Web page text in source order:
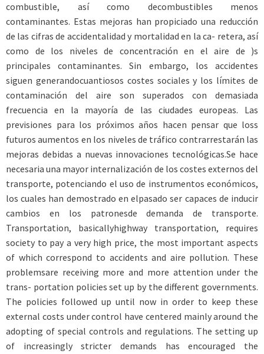
combustible, así como decombustibles menos
contaminantes. Estas mejoras han propiciado una reducción
de las cifras de accidentalidad y mortalidad en la ca- retera, así
como de los niveles de concentración en el aire de )s
principales contaminantes. Sin embargo, los accidentes
siguen generandocuantiosos costes sociales y los límites de
contaminación del aire son superados con demasiada
frecuencia en la mayoría de las ciudades europeas. Las
previsiones para los próximos años hacen pensar que loss
futuros aumentos en los niveles de tráfico contrarrestarán las
mejoras debidas a nuevas innovaciones tecnológicas.Se hace
necesaria una mayor internalización de los costes externos del
transporte, potenciando el uso de instrumentos económicos,
los cuales han demostrado en elpasado ser capaces de inducir
cambios en los patronesde demanda de transporte.
Transportation, basicallyhighway transportation, requires
society to pay a very high price, the most important aspects
of which correspond to accidents and aire pollution. These
problemsare receiving more and more attention under the
trans- portation policies set up by the different governments.
The policies followed up until now in order to keep these
external costs under control have centered mainly around the
adopting of special controls and regulations. The setting up
of increasingly stricter demands has encouraged the